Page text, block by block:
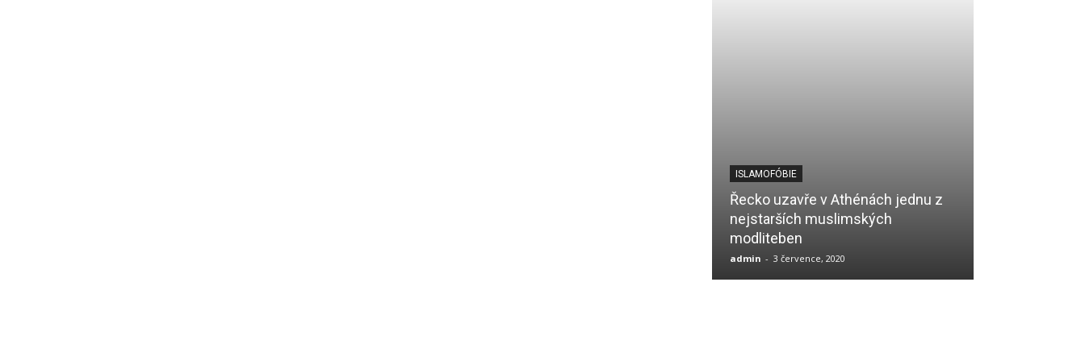
ISLAMOFÓBIE
Řecko uzavře v Athénách jednu z
nejstarších muslimských
modliteben
admin - 3 července, 2020